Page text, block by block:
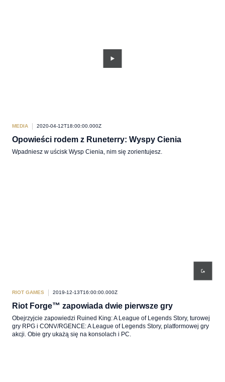
MEDIA 2020-04-12T18:00:00.000Z
Opowieści rodem z Runeterry: Wyspy Cienia
Wpadniesz w uścisk Wysp Cienia, nim się zorientujesz.
RIOT GAMES 2019-12-13T16:00:00.000Z
Riot Forge™ zapowiada dwie pierwsze gry
Obejrzyjcie zapowiedzi Ruined King: A League of Legends Story, turowej
gry RPG i CONV/RGENCE: A League of Legends Story, platformowej gry
akcji. Obie gry ukażą się na konsolach i PC.